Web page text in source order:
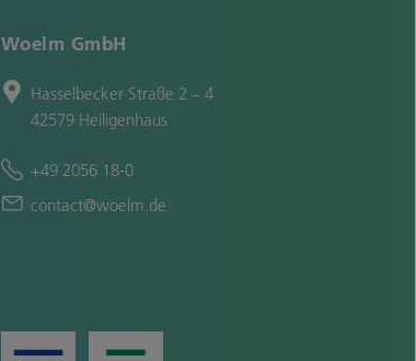
Woelm GmbH
Hasselbecker Straße 2 – 4
42579 Heiligenhaus
+49 2056 18-0
contact@woelm.de